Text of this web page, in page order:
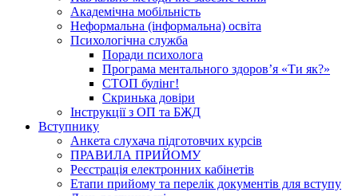
Академічна мобільність
Неформальна (інформальна) освіта
Психологічна служба
Поради психолога
Програма ментального здоров’я «Ти як?»
СТОП булінг!
Скринька довіри
Інструкції з ОП та БЖД
Вступнику
Анкета слухача підготовчих курсів
ПРАВИЛА ПРИЙОМУ
Реєстрація електронних кабінетів
Етапи прийому та перелік документів для вступу